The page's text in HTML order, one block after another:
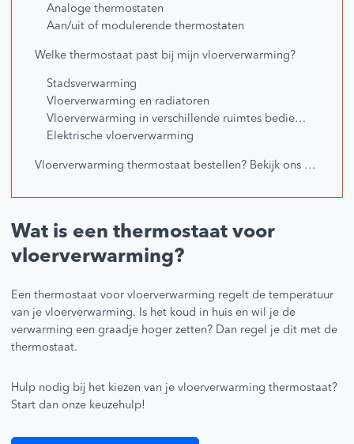
Analoge thermostaten
Aan/uit of modulerende thermostaten
Welke thermostaat past bij mijn vloerverwarming?
Stadsverwarming
Vloerverwarming en radiatoren
Vloerverwarming in verschillende ruimtes bedienen (zoneregeling)
Elektrische vloerverwarming
Vloerverwarming thermostaat bestellen? Bekijk ons assortiment!
Wat is een thermostaat voor
vloerverwarming?
Een thermostaat voor vloerverwarming regelt de temperatuur
van je vloerverwarming. Is het koud in huis en wil je de
verwarming een graadje hoger zetten? Dan regel je dit met de
thermostaat.
Hulp nodig bij het kiezen van je vloerverwarming thermostaat?
Start dan onze keuzehulp!